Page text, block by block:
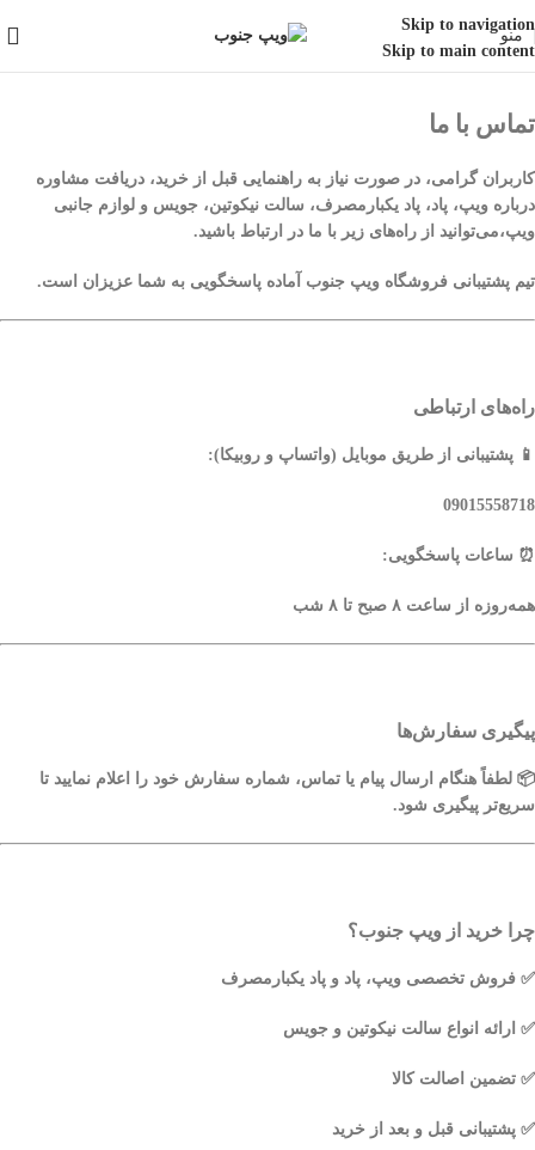
Skip to navigation
Skip to main content
منو
تماس با ما
کاربران گرامی، در صورت نیاز به راهنمایی قبل از خرید، دریافت مشاوره
درباره ویپ، پاد، پاد یکبارمصرف، سالت نیکوتین، جویس و لوازم جانبی
ویپ،می‌توانید از راه‌های زیر با ما در ارتباط باشید.
تیم پشتیبانی فروشگاه ویپ جنوب آماده پاسخگویی به شما عزیزان است.
راه‌های ارتباطی
📱 پشتیبانی از طریق موبایل (واتساپ و روبیکا):
09015558718
⏰ ساعات پاسخگویی:
همه‌روزه از ساعت ۸ صبح تا ۸ شب
پیگیری سفارش‌ها
📦 لطفاً هنگام ارسال پیام یا تماس، شماره سفارش خود را اعلام نمایید تا
سریع‌تر پیگیری شود.
چرا خرید از ویپ جنوب؟
✅ فروش تخصصی ویپ، پاد و پاد یکبارمصرف
✅ ارائه انواع سالت نیکوتین و جویس
✅ تضمین اصالت کالا
✅ پشتیبانی قبل و بعد از خرید